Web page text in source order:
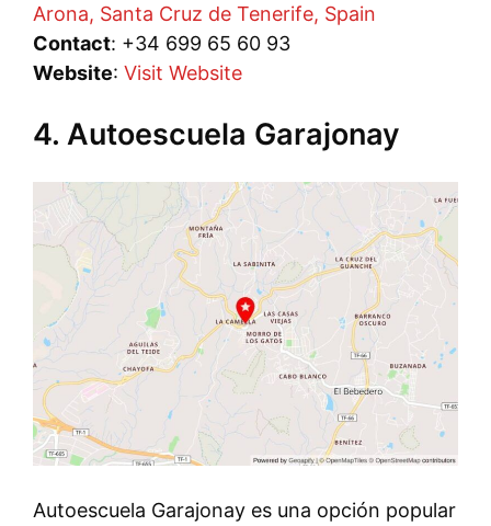
Arona, Santa Cruz de Tenerife, Spain
Contact: +34 699 65 60 93
Website: Visit Website
4. Autoescuela Garajonay
Autoescuela Garajonay es una opción popular